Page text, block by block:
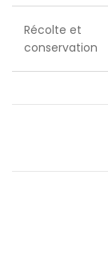
Récolte et
conservation